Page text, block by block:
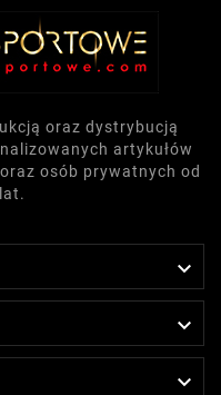
oraz dystrybucją
artykułów
osób prywatnych od


